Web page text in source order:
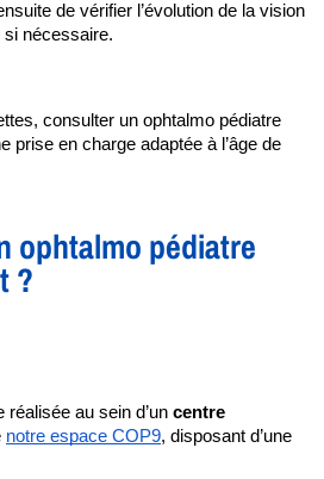
de vérifier l’évolution de la vision
si nécessaire.
consulter un ophtalmo pédiatre
prise en charge adaptée à l’âge de
ophtalmo pédiatre
?
au sein d’un centre
notre espace COP9, disposant d’une